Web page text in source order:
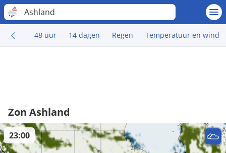
Ashland
48 uur 14 dagen Regen Temperatuur en wind
Zon Ashland
23:00